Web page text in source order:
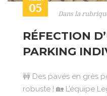
05 Dans la
RÉFECTION
PARKING
🚧 Des pavés en grès
robuste ! 🏡 L’équipe